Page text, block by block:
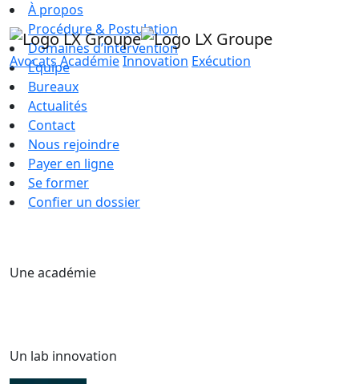
AvocatsAcadémieInnovation Exécution
À propos
Procédure & Postulation
Domaines d’intervention
Équipe
Bureaux
Actualités
Contact
Nous rejoindre
Payer en ligne
Se former
Confier un dossier
Une académie
Un lab innovation